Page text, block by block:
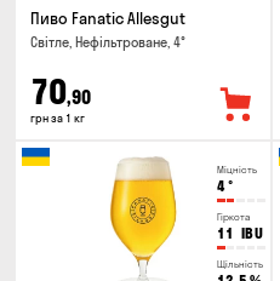
Пиво Fanatic Allesgut
Світле, Нефільтроване, 4°
70,90
грн за 1 кг
Міцність
4°
Гіркота
11 IBU
Щільність